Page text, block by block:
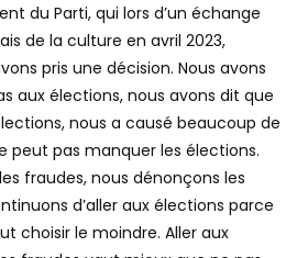
du Parti, qui lors d’un échange
de la culture en avril 2023,
pris une décision. Nous avons
aux élections, nous avons dit que
nous a causé beaucoup de
peut pas manquer les élections.
fraudes, nous dénonçons les
d’aller aux élections parce
choisir le moindre. Aller aux